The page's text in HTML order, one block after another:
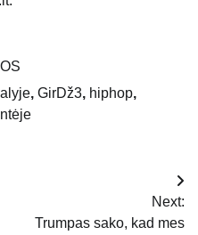
, GirDž3, hiphop,
Next:
Trumpas sako, kad mes